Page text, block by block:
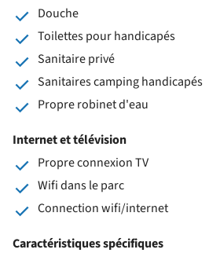
Douche
Toilettes pour handicapés
Sanitaire privé
Sanitaires camping handicapés
Propre robinet d'eau
Internet et télévision
Propre connexion TV
Wifi dans le parc
Connection wifi/internet
Caractéristiques spécifiques